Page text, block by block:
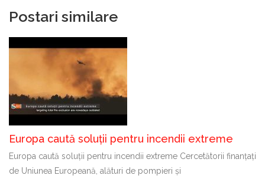
Postari similare
Europa caută soluții pentru incendii extreme
Europa caută soluții pentru incendii extreme Cercetătorii finanțați
de Uniunea Europeană, alături de pompieri și